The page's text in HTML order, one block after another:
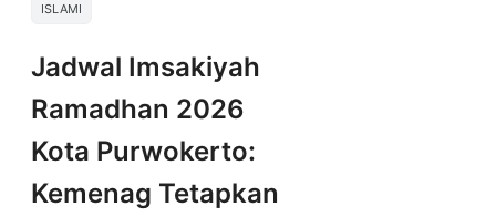
ISLAMI
Jadwal Imsakiyah
Ramadhan 2026
Kota Purwokerto:
Kemenag Tetapkan